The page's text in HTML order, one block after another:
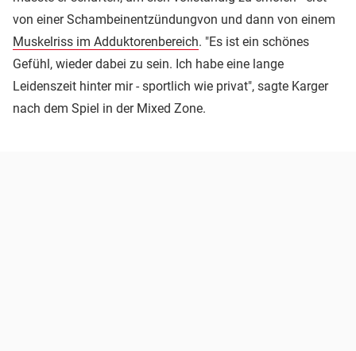
von einer Schambeinentzündungvon und dann von einem
Muskelriss im Adduktorenbereich. "Es ist ein schönes
Gefühl, wieder dabei zu sein. Ich habe eine lange
Leidenszeit hinter mir - sportlich wie privat", sagte Karger
nach dem Spiel in der Mixed Zone.